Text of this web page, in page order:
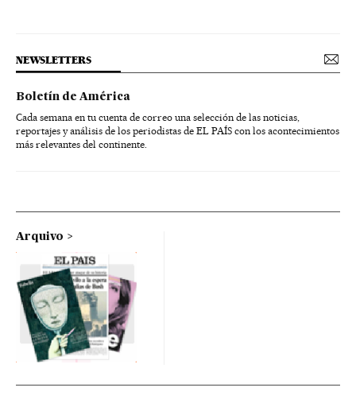
NEWSLETTERS
Boletín de América
Cada semana en tu cuenta de correo una selección de las noticias,
reportajes y análisis de los periodistas de EL PAÍS con los acontecimientos
más relevantes del continente.
Arquivo